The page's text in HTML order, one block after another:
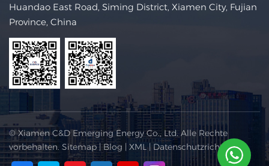
Huandao East Road, Siming District, Xiamen City, Fujian
Province, China
© Xiamen C&D Emerging Energy Co., Ltd. Alle Rechte
vorbehalten. Sitemap|Blog | XML| Datenschutzrichtlinie